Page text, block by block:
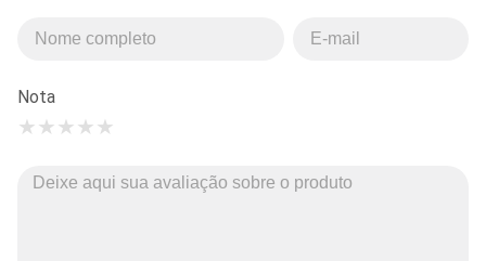
Nota
★
★
★
★
★